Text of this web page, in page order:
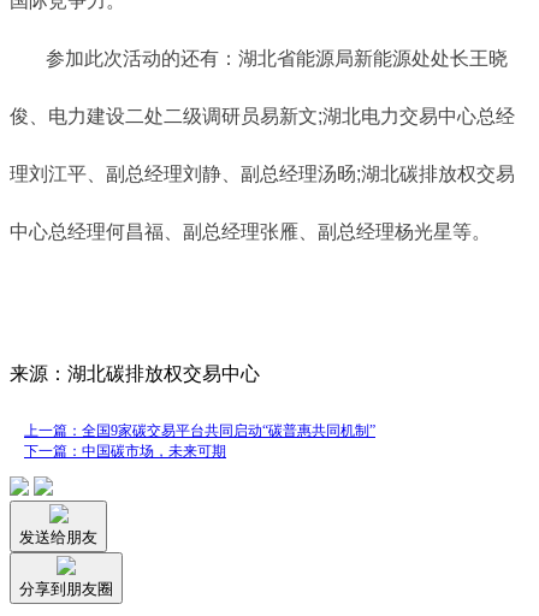
参加此次活动的还有：湖北省能源局新能源处处长王晓
俊、电力建设二处二级调研员易新文;湖北电力交易中心总经
理刘江平、副总经理刘静、副总经理汤旸;湖北碳排放权交易
中心总经理何昌福、副总经理张雁、副总经理杨光星等。
来源：湖北碳排放权交易中心
上一篇：全国9家碳交易平台共同启动“碳普惠共同机制”
下一篇：中国碳市场，未来可期
发送给朋友
分享到朋友圈